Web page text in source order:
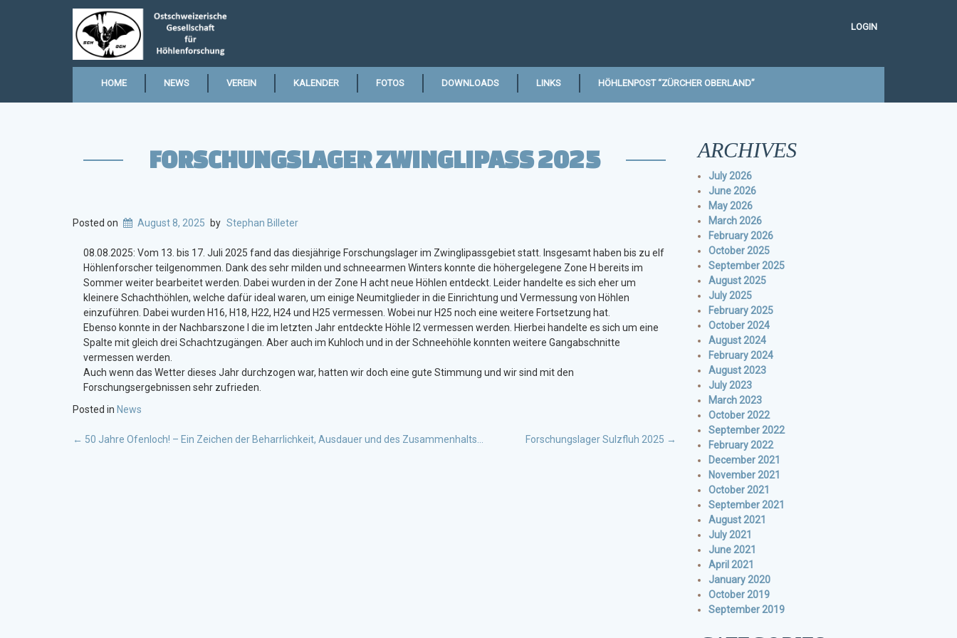
LOGIN
HOME NEWS VEREIN KALENDER FOTOS DOWNLOADS LINKS HÖHLENPOST “ZÜRCHER OBERLAND”
FORSCHUNGSLAGER ZWINGLIPASS 2025
Posted on August 8, 2025 by Stephan Billeter
08.08.2025: Vom 13. bis 17. Juli 2025 fand das diesjährige Forschungslager im Zwinglipassgebiet statt. Insgesamt haben bis zu elf
Höhlenforscher teilgenommen. Dank des sehr milden und schneearmen Winters konnte die höhergelegene Zone H bereits im
Sommer weiter bearbeitet werden. Dabei wurden in der Zone H acht neue Höhlen entdeckt. Leider handelte es sich eher um
kleinere Schachthöhlen, welche dafür ideal waren, um einige Neumitglieder in die Einrichtung und Vermessung von Höhlen
einzuführen. Dabei wurden H16, H18, H22, H24 und H25 vermessen. Wobei nur H25 noch eine weitere Fortsetzung hat.
Ebenso konnte in der Nachbarszone I die im letzten Jahr entdeckte Höhle I2 vermessen werden. Hierbei handelte es sich um eine
Spalte mit gleich drei Schachtzugängen. Aber auch im Kuhloch und in der Schneehöhle konnten weitere Gangabschnitte
vermessen werden.
Auch wenn das Wetter dieses Jahr durchzogen war, hatten wir doch eine gute Stimmung und wir sind mit den
Forschungsergebnissen sehr zufrieden.
Posted in News
POST
← 50 Jahre Ofenloch! – Ein Zeichen der Beharrlichkeit, Ausdauer und des Zusammenhalts… Forschungslager Sulzfluh 2025 →
ARCHIVES
July 2026
June 2026
May 2026
March 2026
February 2026
October 2025
September 2025
August 2025
July 2025
February 2025
October 2024
August 2024
February 2024
August 2023
July 2023
March 2023
October 2022
September 2022
February 2022
December 2021
November 2021
October 2021
September 2021
August 2021
July 2021
June 2021
April 2021
January 2020
October 2019
September 2019